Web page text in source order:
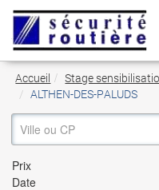
Accueil
Stage
ALTHEN-DES-PALUDS